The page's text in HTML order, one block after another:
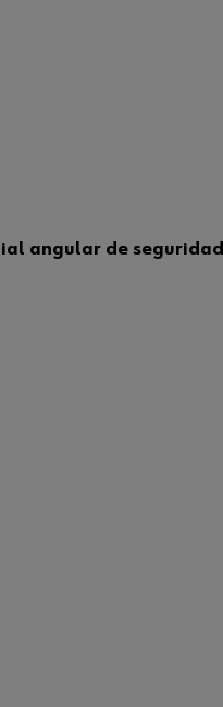
angular de seguridad